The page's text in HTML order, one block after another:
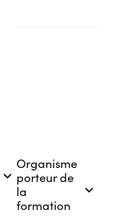
Organisme
porteur de
la
formation